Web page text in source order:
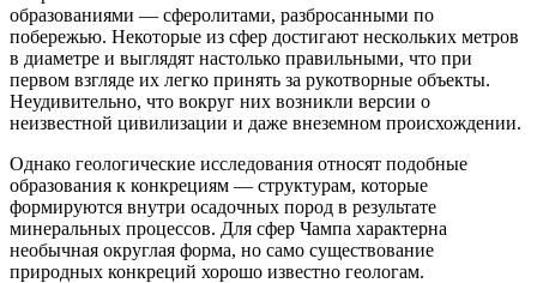
образованиями — сферолитами, разбросанными по
побережью. Некоторые из сфер достигают нескольких метров
в диаметре и выглядят настолько правильными, что при
первом взгляде их легко принять за рукотворные объекты.
Неудивительно, что вокруг них возникли версии о
неизвестной цивилизации и даже внеземном происхождении.
Однако геологические исследования относят подобные
образования к конкрециям — структурам, которые
формируются внутри осадочных пород в результате
минеральных процессов. Для сфер Чампа характерна
необычная округлая форма, но само существование
природных конкреций хорошо известно геологам.